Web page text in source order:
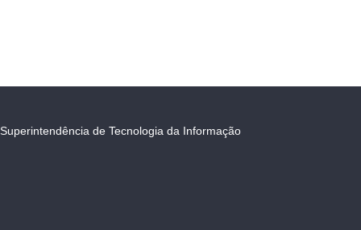
Superintendência de Tecnologia da Informação